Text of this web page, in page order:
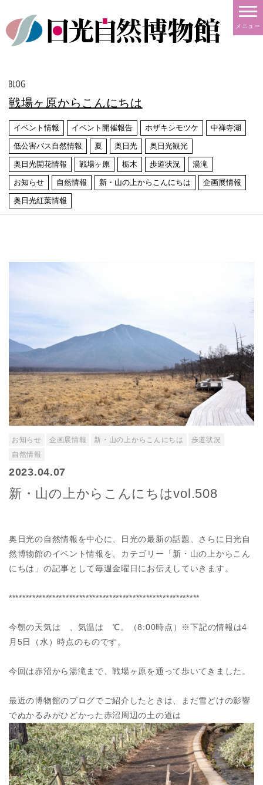
メニュー
戦場ヶ原からこんにちは
イベント情報 イベント開催報告 ホザキシモツケ 中禅寺湖
低公害バス自然情報 夏 奥日光 奥日光観光
奥日光開花情報 戦場ヶ原 栃木 歩道状況 湯滝
お知らせ 自然情報 新・山の上からこんにちは 企画展情報
奥日光紅葉情報
お知らせ 企画展情報 新・山の上からこんにちは
歩道状況
自然情報
2023.04.07
新・山の上からこんにちはvol.508
奥日光の自然情報を中心に、日光の最新の話題、さらに日光自
然博物館のイベント情報を、カテゴリー「新・山の上からこん
にちは」の記事として毎週金曜日にお伝えしていきます。
*********************************************************
今朝の天気は 、気温は ℃。（8:00時点）※下記の情報は4
月5日（水）時点のものです。
今回は赤沼から湯滝まで、戦場ヶ原を通って歩いてきました。
最近の博物館のブログでご紹介したときは、まだ雪どけの影響
でぬかるみがひどかった赤沼周辺の土の道は